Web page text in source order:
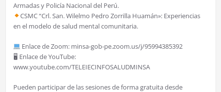
Armadas y Policía Nacional del Perú.
CSMC “Crl. San. Wilelmo Pedro Zorrilla Huamán»: Experiencias
en el modelo de salud mental comunitaria.
Enlace de Zoom: minsa-gob-pe.zoom.us/j/95994385392
🖥 Enlace de YouTube:
www.youtube.com/TELEIECINFOSALUDMINSA
Pueden participar de las sesiones de forma gratuita desde